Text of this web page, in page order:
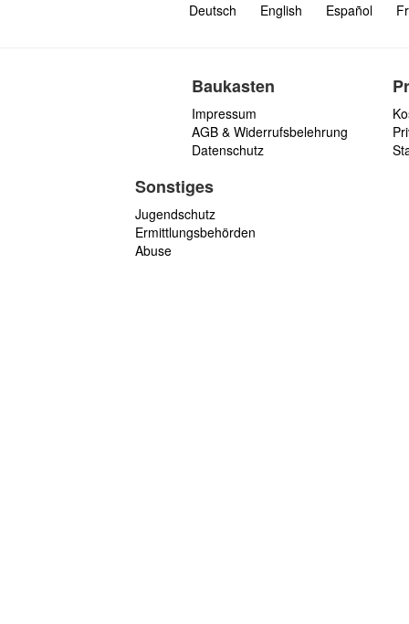
Deutsch English Español
Baukasten
Impressum
AGB & Widerrufsbelehrung
Datenschutz
Sonstiges
Jugendschutz
Ermittlungsbehörden
Abuse